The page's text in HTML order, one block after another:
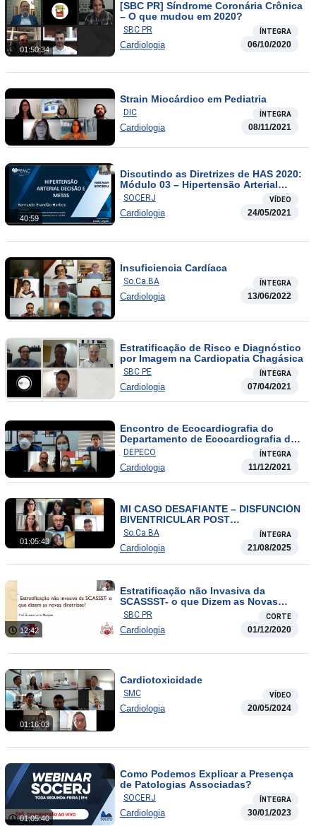
01:50:34
[SBC PR] Síndrome Coronária Crônica
– O que mudou em 2020?
SBC PR ÍNTEGRA
Cardiologia 06/10/2020
Strain Miocárdico em Pediatria
DIC ÍNTEGRA
Cardiologia 08/11/2021
40:59
Discutindo as Diretrizes de HAS 2020:
Módulo 03 – Hipertensão Arterial
Decisões e Metas / Tratamento da
Hipertensão Arterial
SOCERJ VÍDEO
Cardiologia 24/05/2021
Insuficiencia Cardíaca
So.Ca.BA ÍNTEGRA
Cardiologia 13/06/2022
Estratificação de Risco e Diagnóstico
por Imagem na Cardiopatia Chagásica
SBC PE ÍNTEGRA
Cardiologia 07/04/2021
Encontro de Ecocardiografia do
Departamento de Ecocardiografia da
SOCERGS
DEPECO ÍNTEGRA
Cardiologia 11/12/2021
01:05:43
MI CASO DESAFIANTE – DISFUNCIÓN
BIVENTRICULAR POST
PERICARDIOCENTESIS DE URGENCIA
So.Ca.BA ÍNTEGRA
Cardiologia 21/08/2025
12:42
Estratificação não Invasiva da
SCASSST- o que Dizem as Novas
Diretrizes?
SBC PR CORTE
Cardiologia 01/12/2020
01:16:03
Cardiotoxicidade
SMC VÍDEO
Cardiologia 20/05/2024
01:05:40
Como Podemos Explicar a Presença
de Patologias Associadas?
SOCERJ ÍNTEGRA
Cardiologia 30/01/2023